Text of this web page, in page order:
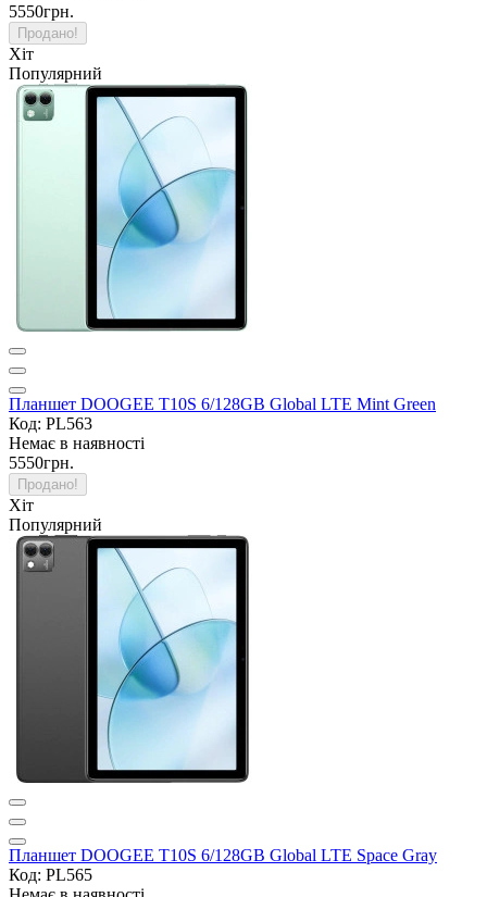
5550грн.
Продано!
Хіт
Популярний
Планшет DOOGEE T10S 6/128GB Global LTE Mint Green
Код: PL563
Немає в наявності
5550грн.
Продано!
Хіт
Популярний
Планшет DOOGEE T10S 6/128GB Global LTE Space Gray
Код: PL565